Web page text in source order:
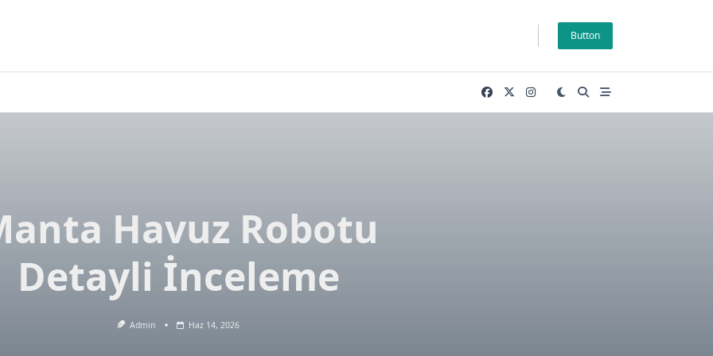
Button
Havuz Robotu
Detayli İnceleme
Admin Haz 14, 2026